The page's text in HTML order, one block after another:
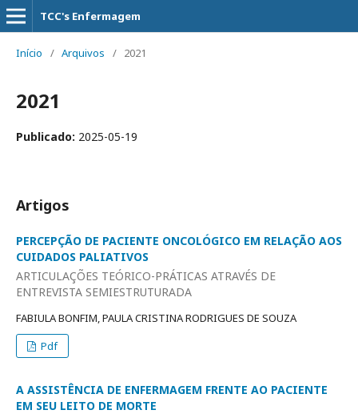
TCC's Enfermagem
Início / Arquivos / 2021
2021
Publicado: 2025-05-19
Artigos
PERCEPÇÃO DE PACIENTE ONCOLÓGICO EM RELAÇÃO AOS
CUIDADOS PALIATIVOS
ARTICULAÇÕES TEÓRICO-PRÁTICAS ATRAVÉS DE
ENTREVISTA SEMIESTRUTURADA
FABIULA BONFIM, PAULA CRISTINA RODRIGUES DE SOUZA
Pdf
A ASSISTÊNCIA DE ENFERMAGEM FRENTE AO PACIENTE
EM SEU LEITO DE MORTE